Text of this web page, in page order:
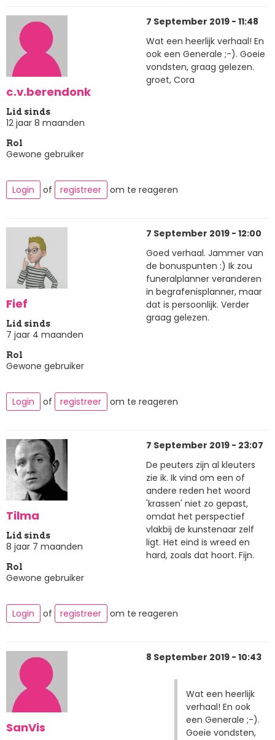
c.v.berendonk
Lid sinds
12 jaar 8 maanden
Rol
Gewone gebruiker
7 September 2019 - 11:48
Wat een heerlijk verhaal! En
ook een Generale ;-). Goeie
vondsten, graag gelezen.
groet, Cora
Login of registreer om te reageren
Fief
Lid sinds
7 jaar 4 maanden
Rol
Gewone gebruiker
7 September 2019 - 12:00
Goed verhaal. Jammer van
de bonuspunten :) Ik zou
funeralplanner veranderen
in begrafenisplanner, maar
dat is persoonlijk. Verder
graag gelezen.
Login of registreer om te reageren
Tilma
Lid sinds
8 jaar 7 maanden
Rol
Gewone gebruiker
7 September 2019 - 23:07
De peuters zijn al kleuters
zie ik. Ik vind om een of
andere reden het woord
'krassen' niet zo gepast,
omdat het perspectief
vlakbij de kunstenaar zelf
ligt. Het eind is wreed en
hard, zoals dat hoort. Fijn.
Login of registreer om te reageren
SanVis
8 September 2019 - 10:43
Wat een heerlijk
verhaal! En ook
een Generale ;-).
Goeie vondsten,